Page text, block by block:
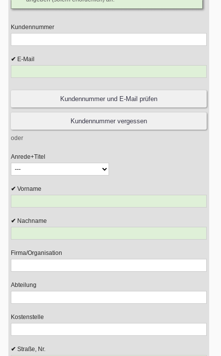
Kundennummer
E-Mail
oder
Anrede+Titel
Vorname
Nachname
Firma/Organisation
Abteilung
Kostenstelle
Straße, Nr.